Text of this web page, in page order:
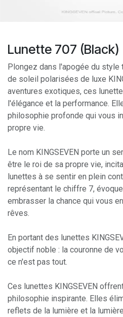
Lunette 707 (Black)
Plongez dans l'apogée du
de soleil polarisées de luxe
aventures exotiques, ces
l'élégance et la performance.
philosophie profonde qui vous
propre vie.
Le nom KINGSEVEN porte un
être le roi de sa propre vie,
lunettes à se sentir en plein
représentant le chiffre 7,
embrasser la chance qui vous
rêves.
En portant des lunettes
objectif noble : la couronne de
ce n'est pas tout.
Ces lunettes KINGSEVEN
philosophie inspirante. Elles
reflets de la lumière et la